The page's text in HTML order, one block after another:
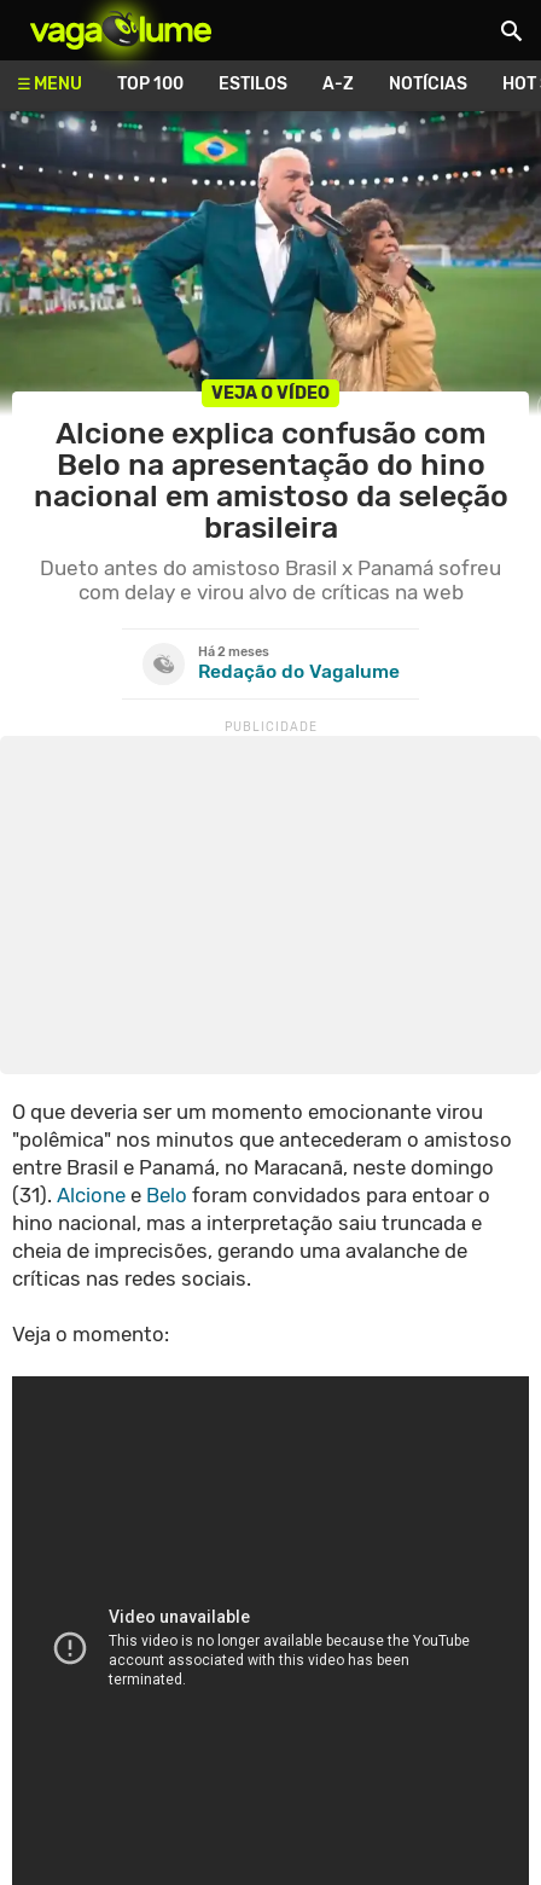
MENU TOP 100 ESTILOS A-Z NOTÍCIAS
VEJA O VÍDEO
Alcione explica confusão com
Belo na apresentação do hino
nacional em amistoso da seleção
brasileira
Dueto antes do amistoso Brasil x Panamá sofreu
com delay e virou alvo de críticas na web
Há 2 meses
Redação do Vagalume
O que deveria ser um momento emocionante virou
"polêmica" nos minutos que antecederam o amistoso
entre Brasil e Panamá, no Maracanã, neste domingo
(31). Alcione e Belo foram convidados para entoar o
hino nacional, mas a interpretação saiu truncada e
cheia de imprecisões, gerando uma avalanche de
críticas nas redes sociais.
Veja o momento: